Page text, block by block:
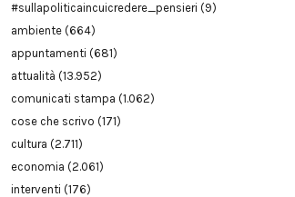
#sullapoliticaincuicredere_pensieri (9)
ambiente (664)
appuntamenti (681)
attualità (13.952)
comunicati stampa (1.062)
cose che scrivo (171)
cultura (2.711)
economia (2.061)
interventi (176)